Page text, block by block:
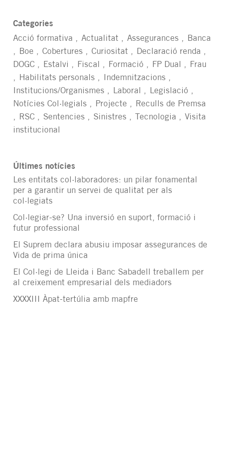
Categories
Acció formativa
Actualitat Assegurances
Banca
Boe
Cobertures Curiositat
Declaració renda
DOGC
Estalvi Fiscal Formació FP Dual
Frau
Habilitats personals
Indemnitzacions
Institucions/Organismes
Laboral
Legislació
Notícies Col·legials
Projecte
Reculls de Premsa
RSC
Sentencies Sinistres Tecnologia
Visita
institucional
Últimes notícies
Les entitats col·laboradores: un pilar fonamental
per a garantir un servei de qualitat per als
col·legiats
Col·legiar-se? Una inversió en suport, formació i
futur professional
El Suprem declara abusiu imposar assegurances de
Vida de prima única
El Col·legi de Lleida i Banc Sabadell treballem per
al creixement empresarial dels mediadors
XXXXIII Àpat-tertúlia amb mapfre